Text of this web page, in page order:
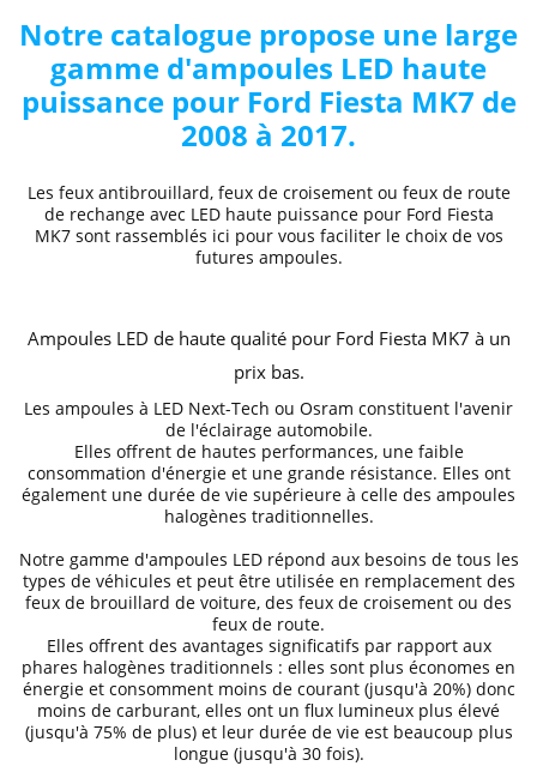
Notre catalogue propose une large
gamme d'ampoules LED haute
puissance pour Ford Fiesta MK7 de
2008 à 2017.
Les feux antibrouillard, feux de croisement ou feux de route
de rechange avec LED haute puissance pour Ford Fiesta
MK7sont rassemblés ici pour vous faciliter le choix de vos
futures ampoules.
Ampoules LED de haute qualité pour Ford Fiesta MK7 à un
prix bas.
Les ampoules à LED Next-Tech ou Osram constituent l'avenir
de l'éclairage automobile.
Elles offrent de hautes performances, une faible
consommation d'énergie et une grande résistance. Elles ont
également une durée de vie supérieure à celle des ampoules
halogènes traditionnelles.
Notre gamme d'ampoules LED répond aux besoins de tous les
types de véhicules et peut être utilisée en remplacement des
feux de brouillard de voiture, des feux de croisement ou des
feux de route.
Elles offrent des avantages significatifs par rapport aux
phares halogènes traditionnels : elles sont plus économes en
énergie et consomment moins de courant (jusqu'à 20%) donc
moins de carburant, elles ont un flux lumineux plus élevé
(jusqu'à 75% de plus) et leur durée de vie est beaucoup plus
longue (jusqu'à 30 fois).